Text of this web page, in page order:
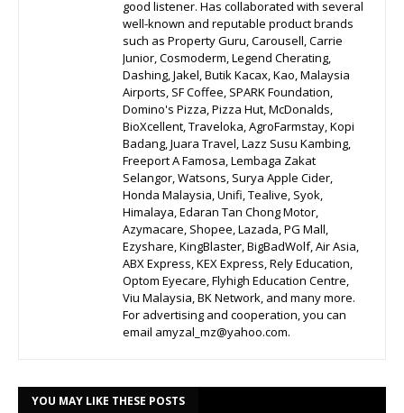
good listener. Has collaborated with several
well-known and reputable product brands
such as Property Guru, Carousell, Carrie
Junior, Cosmoderm, Legend Cherating,
Dashing, Jakel, Butik Kacax, Kao, Malaysia
Airports, SF Coffee, SPARK Foundation,
Domino's Pizza, Pizza Hut, McDonalds,
BioXcellent, Traveloka, AgroFarmstay, Kopi
Badang, Juara Travel, Lazz Susu Kambing,
Freeport A Famosa, Lembaga Zakat
Selangor, Watsons, Surya Apple Cider,
Honda Malaysia, Unifi, Tealive, Syok,
Himalaya, Edaran Tan Chong Motor,
Azymacare, Shopee, Lazada, PG Mall,
Ezyshare, KingBlaster, BigBadWolf, Air Asia,
ABX Express, KEX Express, Rely Education,
Optom Eyecare, Flyhigh Education Centre,
Viu Malaysia, BK Network, and many more.
For advertising and cooperation, you can
email amyzal_mz@yahoo.com.
YOU MAY LIKE THESE POSTS